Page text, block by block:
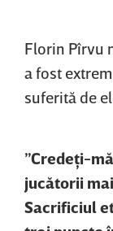
Florin Pîrvu
a fost
suferită de
”Credeţi-
jucătorii
Sacrificiul